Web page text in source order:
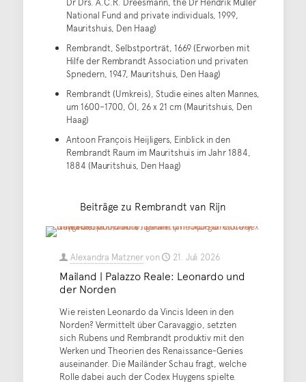
National Fund and private individuals, 1999,
Mauritshuis, Den Haag)
Rembrandt, Selbstporträt, 1669 (Erworben mit
Hilfe der Rembrandt Association und privaten
Spnedern, 1947, Mauritshuis, Den Haag)
Rembrandt (Umkreis), Studie eines alten Mannes,
um 1600–1700, Öl, 26 x 21 cm (Mauritshuis, Den
Haag)
Antoon François Heijligers, Einblick in den
Rembrandt Raum im Mauritshuis im Jahr 1884,
1884 (Mauritshuis, Den Haag)
Beiträge zu Rembrandt van Rijn
Alexandra Matznervon 21. Juli 2026
Mailand | Palazzo Reale: Leonardo und
der Norden
Wie reisten Leonardo da Vincis Ideen in den
Norden? Vermittelt über Caravaggio, setzten
sich Rubens und Rembrandt produktiv mit den
Werken und Theorien des Renaissance-Genies
auseinander. Die Mailänder Schau fragt, welche
Rolle dabei auch der Codex Huygens spielte.